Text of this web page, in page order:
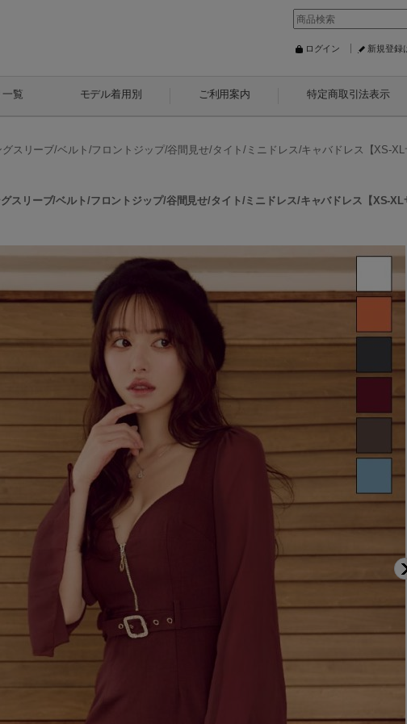
ログイン 新規登録
一覧 モデル着用別 ご利用案内 特定商取引法表示
スリーブ/ベルト/フロントジップ/谷間見せ/タイト/ミニドレス/キャバドレス【XS-
スリーブ/ベルト/フロントジップ/谷間見せ/タイト/ミニドレス/キャバドレス【XS-